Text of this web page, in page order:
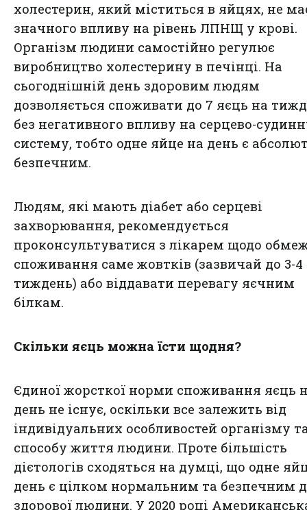
холестерин, який міститься в яйцях, не
значного впливу на рівень ЛПНЩ у крові.
Організм людини самостійно регулює
виробництво холестерину в печінці. На
сьогоднішній день здоровим людям
дозволяється споживати до 7 яєць на
без негативного впливу на серцево-
систему, тобто одне яйце на день є
безпечним.
Людям, які мають діабет або серцеві
захворювання, рекомендується
проконсультуватися з лікарем щодо
споживання саме жовтків (зазвичай до 3-4
тиждень) або віддавати перевагу яєчним
білкам.
Скільки яєць можна їсти щодня?
Єдиної жорсткої норми споживання яєць
день не існує, оскільки все залежить від
індивідуальних особливостей організму
способу життя людини. Проте більшість
дієтологів сходяться на думці, що одне
день є цілком нормальним та безпечним
здорової людини. У 2020 році